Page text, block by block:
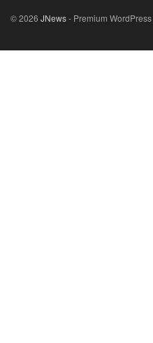
© 2026 JNews- Premium